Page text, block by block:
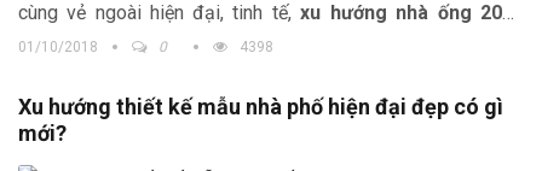
cùng vẻ ngoài hiện đại, tinh tế, xu hướng nhà ống 2018
đang đón nhận hàng loạt những thiết kế nhà ống tầng lệch
hãy cùng Trịnh Gia tìm hiểu thêm những thông tin thú vị dưới
đây nhé.
01/10/2018 0 4398
Xu hướng thiết kế mẫu nhà phố hiện đại đẹp có gì
mới?